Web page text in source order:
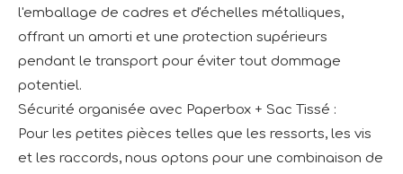
l'emballage de cadres et d'échelles métalliques,
offrant un amorti et une protection supérieurs
pendant le transport pour éviter tout dommage
potentiel.
Sécurité organisée avec Paperbox + Sac Tissé :
Pour les petites pièces telles que les ressorts, les vis
et les raccords, nous optons pour une combinaison de